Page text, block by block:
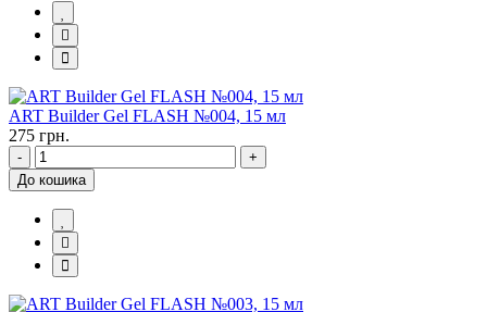
ART Builder Gel FLASH №004, 15 мл
275 грн.
-
+
До кошика